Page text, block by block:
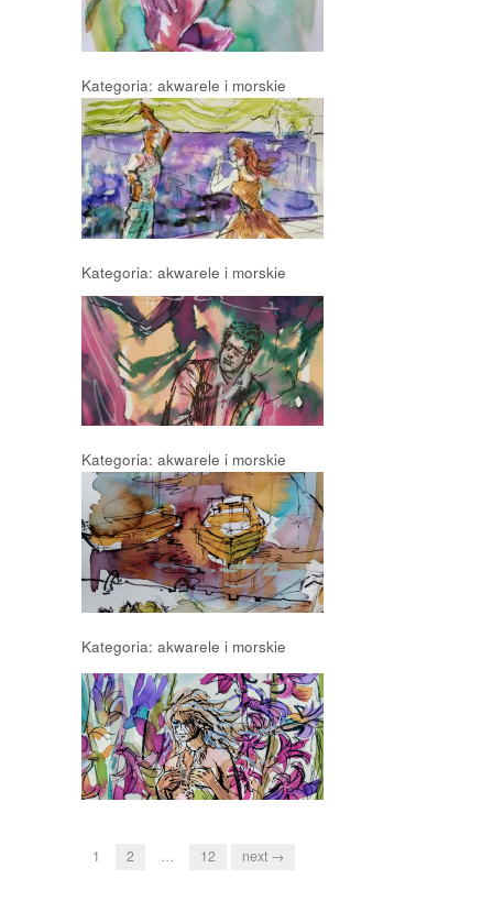
Kategoria: akwarele i morskie
Kategoria: akwarele i morskie
Kategoria: akwarele i morskie
Kategoria: akwarele i morskie
1 2 … 12 next →